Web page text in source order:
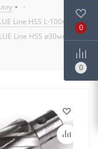
-
Line HSS L-100мм
-
Line HSS ⌀30мм L-100
0
0